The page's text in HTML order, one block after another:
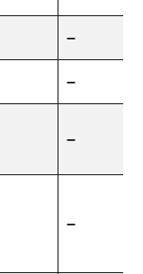
–
–
–
–